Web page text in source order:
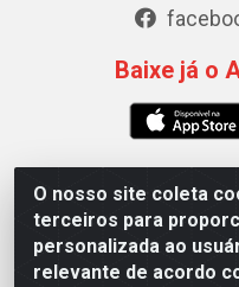
O nosso site coleta
terceiros para
personalizada ao
relevante de acordo
Baixe já o
Polybalas - Rua João
Ernesto Geisel, João